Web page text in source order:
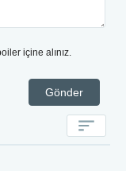
içine alınız.
Gönder